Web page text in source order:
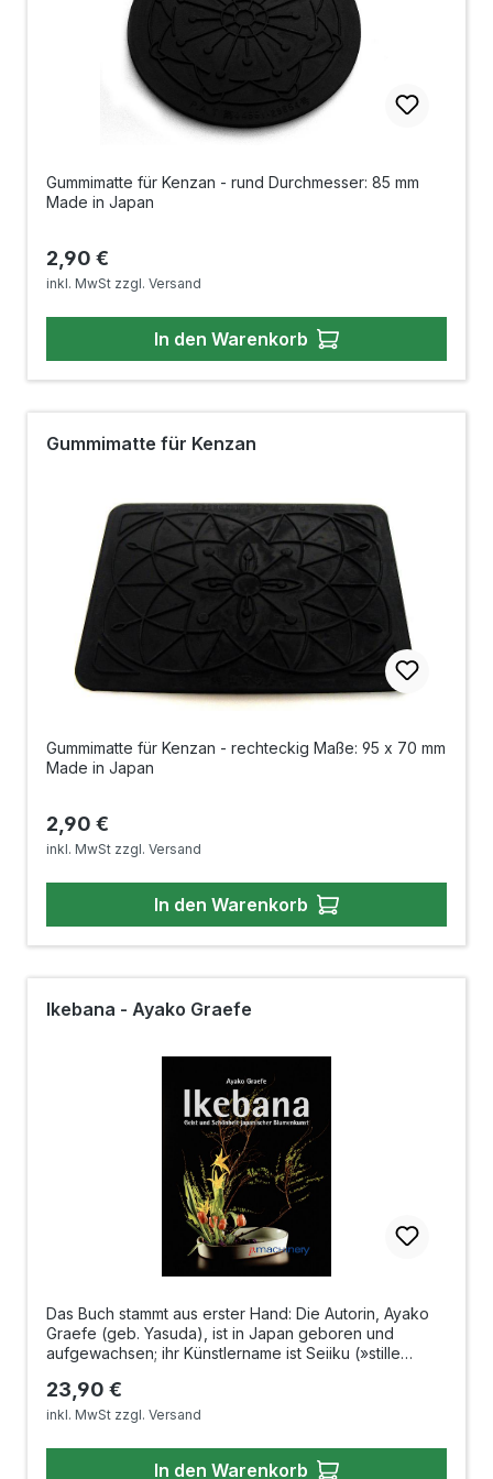
Gummimatte für Kenzan - rund Durchmesser: 85 mm
Made in Japan
Regulärer Preis:
2,90 €
inkl. MwSt zzgl. Versand
In den Warenkorb
Gummimatte für Kenzan
Gummimatte für Kenzan - rechteckig Maße: 95 x 70 mm
Made in Japan
Regulärer Preis:
2,90 €
inkl. MwSt zzgl. Versand
In den Warenkorb
Ikebana - Ayako Graefe
Das Buch stammt aus erster Hand: Die Autorin, Ayako
Graefe (geb. Yasuda), ist in Japan geboren und
aufgewachsen; ihr Künstlername ist Seiiku (»stille
der Sogetsu-Schule. In diesem Buch stellt sie jedoch
unabhängig von einer bestimmten Schule - und das
ersten Mal - Lehre und Methode verschiedener
Ikebana-Schulen Japans dar und erläutert sie anhand
Regulärer Preis:
23,90 €
inkl. MwSt zzgl. Versand
In den Warenkorb